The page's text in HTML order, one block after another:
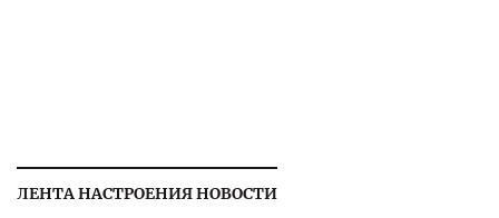
ЛЕНТА НАСТРОЕНИЯ НОВОСТИ